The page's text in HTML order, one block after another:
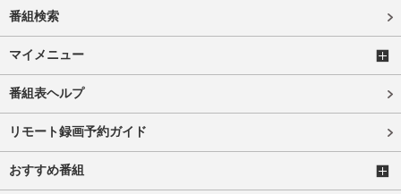
番組検索
マイメニュー
番組表ヘルプ
リモート録画予約ガイド
おすすめ番組